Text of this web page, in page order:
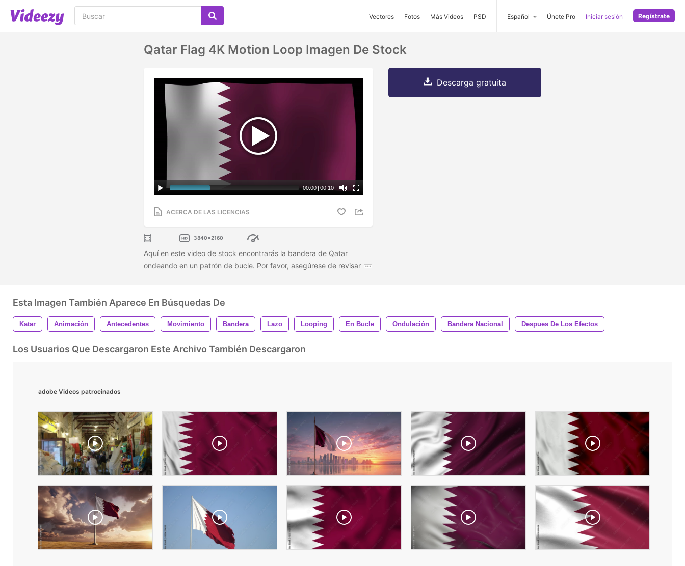
Vectores Fotos Más Videos PSD Español Únete Pro Iniciar sesión Regístrate
Qatar Flag 4K Motion Loop Imagen De Stock
00:00|00:10
ACERCA DE LAS LICENCIAS
3840x2160
Aquí en este video de stock encontrarás la bandera de Qatar
ondeando en un patrón de bucle. Por favor, asegúrese de revisar
Descarga gratuita
Esta Imagen También Aparece En Búsquedas De
Katar Animación Antecedentes Movimiento Bandera Lazo Looping En Bucle Ondulación Bandera Nacional Despues De Los Efectos
Los Usuarios Que Descargaron Este Archivo También Descargaron
adobe Videos patrocinados